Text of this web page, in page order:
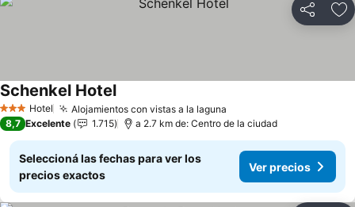
Compartir
3 Estrellas
Hotel Alojamientos con vistas a la laguna
Schenkel Hotel
8,7 Excelente 1.715 a 2.7 km de: Centro de la ciudad
Seleccioná las fechas para ver los
precios exactos
Ver precios